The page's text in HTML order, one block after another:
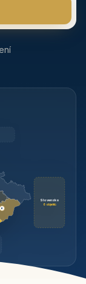
Slovensko
6 objektů
6